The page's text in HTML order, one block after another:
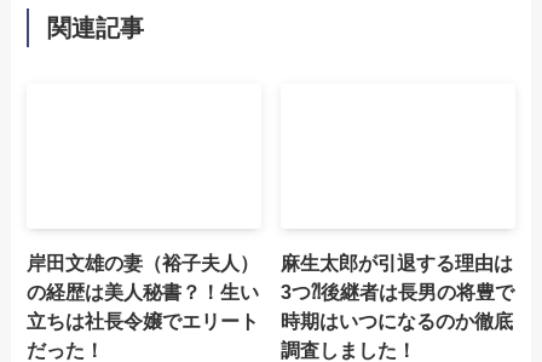
関連記事
岸田文雄の妻（裕子夫人）
の経歴は美人秘書？！生い
立ちは社長令嬢でエリート
だった！
麻生太郎が引退する理由は
3つ⁈後継者は長男の将豊で
時期はいつになるのか徹底
調査しました！